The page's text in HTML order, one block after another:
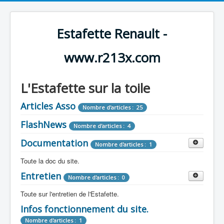
Estafette Renault -
www.r213x.com
L'Estafette sur la toile
Articles Asso Nombre d'articles : 25
FlashNews Nombre d'articles : 4
Documentation Nombre d'articles : 1
Toute la doc du site.
Revue de Presse Nombre d'articles : 9
Tous les articles que l'on a vu sur l'estafette !
Camping Car Nombre d'articles : 3
Entretien Nombre d'articles : 0
Toute sur l'entretien de l'Estafette.
Mécanique Nombre d'articles : 0
Infos fonctionnement du site.
Nombre d'articles : 1